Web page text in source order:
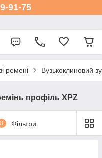
91-75
ремені Вузькоклиновий
профіль XPZ
0 Фільтри